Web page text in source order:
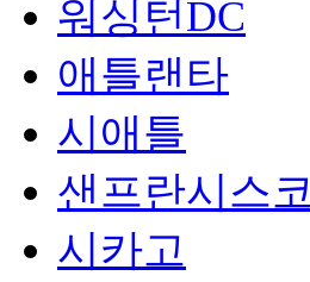
워싱턴DC
애틀랜타
시애틀
샌프란시스코
시카고